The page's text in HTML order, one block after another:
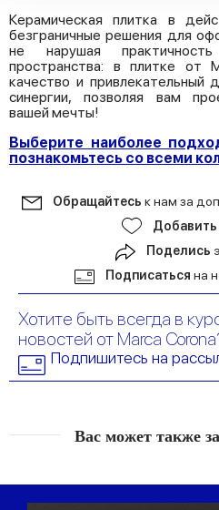
our social media, advertising
may combine it with other
provided to them or that
of their services.
Керамическая плитка в
безграничные решения для
не нарушая
пространства: в плитке от
качество и привлекательный
синергии, позволяя вам
вашей мечты!
Выберите наиболее
познакомьтесь со всеми
Обращайтесь к нам за
Добавить
Поделись
Подписаться на
Хотите быть всегда в
новостей от Marca
Подпишитесь на
Вас может также